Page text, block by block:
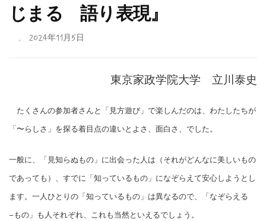
じまる 語り表現』
、 2024年11月5日
東京家政学院大学 立川泰史
たくさんの参加者さんと「見方遊び」で楽しんだのは、わたしたちが
「〜らしさ」を探る着目点の違いとよさ、面白さ、でした。
一般に、「見知らぬもの」に出会った人は（それがどんなに美しいもの
であっても）、すでに「知っているもの」になぞらえて安心しようとし
ます。一人ひとりの「知っているもの」は異なるので、「なぞらえる
−もの」も人それぞれ、これも当然といえるでしょう。